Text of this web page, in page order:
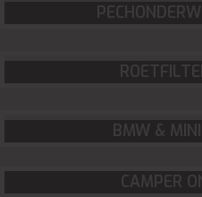
BMW &
CAMPER